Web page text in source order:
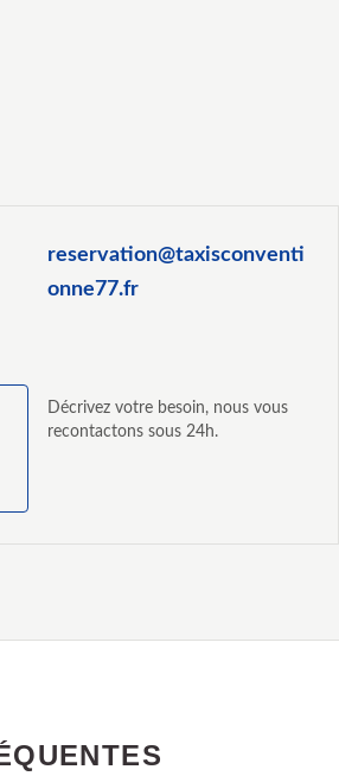
reservation@taxisconventi
onne77.fr
Décrivez votre besoin, nous vous
recontactons sous 24h.